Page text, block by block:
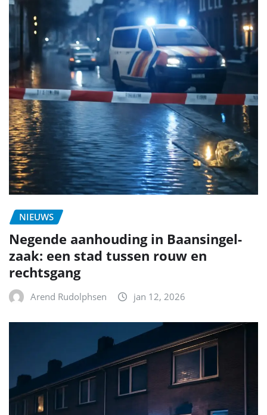
NIEUWS
Negende aanhouding in Baansingel-
zaak: een stad tussen rouw en
rechtsgang
Arend Rudolphsen jan 12, 2026